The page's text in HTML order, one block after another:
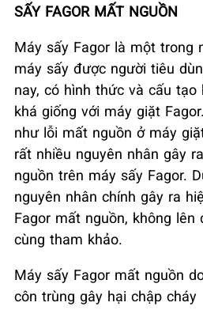
SẤY FAGOR MẤT NGUỒN
Máy sấy Fagor là một trong
máy sấy được người tiêu
nay, có hình thức và cấu
khá giống với máy giặt
như lỗi mất nguồn ở máy
rất nhiều nguyên nhân gây
nguồn trên máy sấy Fagor.
nguyên nhân chính gây ra
Fagor mất nguồn, không lên
cùng tham khảo.
Máy sấy Fagor mất nguồn
côn trùng gây hại chập cháy